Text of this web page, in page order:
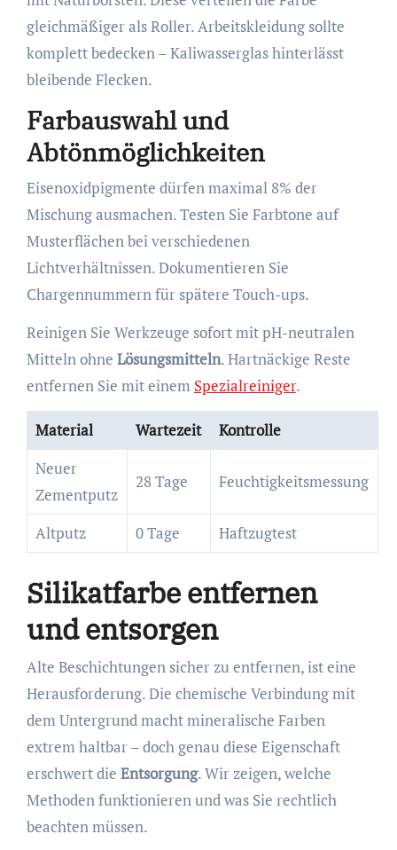
gleichmäßiger als Roller. Arbeitskleidung sollte
komplett bedecken – Kaliwasserglas hinterlässt
bleibende Flecken.
Farbauswahl und
Abtönmöglichkeiten
Eisenoxidpigmente dürfen maximal 8% der
Mischung ausmachen. Testen Sie Farbtone auf
Musterflächen bei verschiedenen
Lichtverhältnissen. Dokumentieren Sie
Chargennummern für spätere Touch-ups.
Reinigen Sie Werkzeuge sofort mit pH-neutralen
Mitteln ohne Lösungsmitteln. Hartnäckige Reste
entfernen Sie mit einem Spezialreiniger.
Material Wartezeit
Kontrolle
Neuer
Zementputz
28 Tage Feuchtigkeitsmessung
Altputz 0 Tage Haftzugtest
Silikatfarbe entfernen
und entsorgen
Alte Beschichtungen sicher zu entfernen, ist eine
Herausforderung. Die chemische Verbindung mit
dem Untergrund macht mineralische Farben
extrem haltbar – doch genau diese Eigenschaft
erschwert die Entsorgung. Wir zeigen, welche
Methoden funktionieren und was Sie rechtlich
beachten müssen.